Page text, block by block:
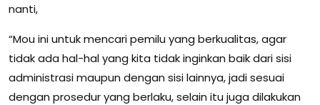
nanti,
“Mou ini untuk mencari pemilu yang berkualitas, agar
tidak ada hal-hal yang kita tidak inginkan baik dari sisi
administrasi maupun dengan sisi lainnya, jadi sesuai
dengan prosedur yang berlaku, selain itu juga dilakukan